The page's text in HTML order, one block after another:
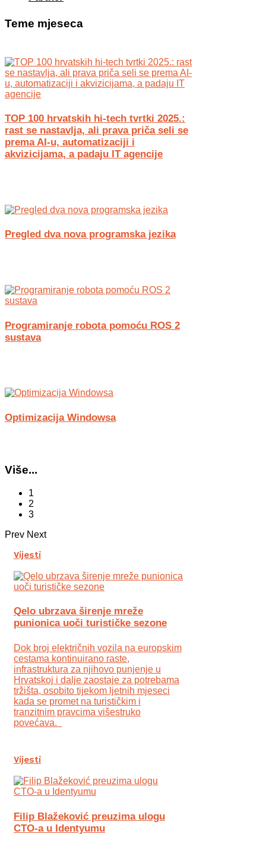
Teme mjeseca
TOP 100 hrvatskih hi-tech tvrtki 2025.:
rast se nastavlja, ali prava priča seli se
prema AI-u, automatizaciji i
akvizicijama, a padaju IT agencije
Pregled dva nova programska jezika
Programiranje robota pomoću ROS 2
sustava
Optimizacija Windowsa
Više...
1
2
3
Prev Next
Vijesti
Qelo ubrzava širenje mreže
punionica uoči turističke sezone
Dok broj električnih vozila na europskim
cestama kontinuirano raste,
infrastruktura za njihovo punjenje u
Hrvatskoj i dalje zaostaje za potrebama
tržišta, osobito tijekom ljetnih mjeseci
kada se promet na turističkim i
tranzitnim pravcima višestruko
povećava.
Vijesti
Filip Blažeković preuzima ulogu
CTO-a u Identyumu